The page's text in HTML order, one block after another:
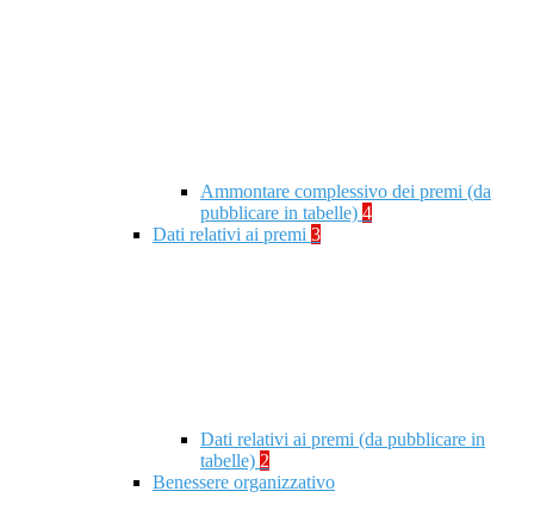
Ammontare complessivo dei premi (da
pubblicare in tabelle) 4
Dati relativi ai premi 3
Dati relativi ai premi (da pubblicare in
tabelle) 2
Benessere organizzativo